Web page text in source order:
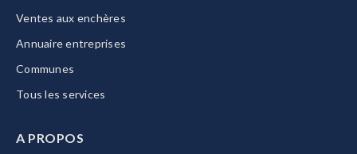
Ventes aux enchères
Annuaire entreprises
Communes
Tous les services
A PROPOS